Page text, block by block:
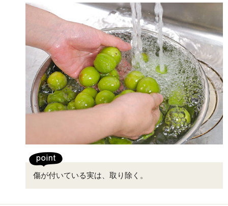
傷が付いている実は、取り除く。